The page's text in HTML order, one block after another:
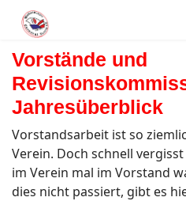
Vorstände und
Jahresüberblick
Vorstandsarbeit ist so
Verein. Doch schnell
im Verein mal im Vorstand
dies nicht passiert, gibt es